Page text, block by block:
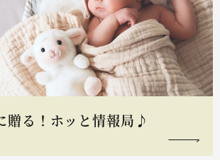
贈る！ホッと情報局♪